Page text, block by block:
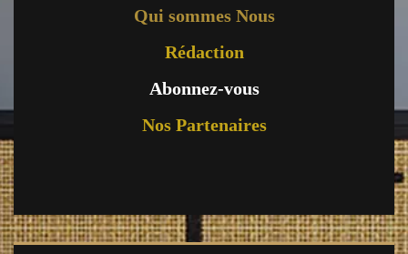
Qui sommes Nous
Rédaction
Abonnez-vous
Nos Partenaires